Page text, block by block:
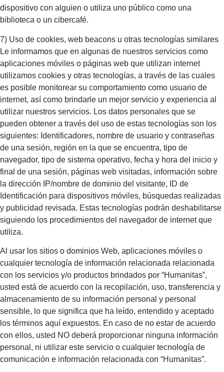
dispositivo con alguien o utiliza uno público como una
biblioteca o un cibercafé.
7) Uso de cookies, web beacons u otras tecnologías similares
Le informamos que en algunas de nuestros servicios como
aplicaciones móviles o páginas web que utilizan internet
utilizamos cookies y otras tecnologías, a través de las cuales
es posible monitorear su comportamiento como usuario de
internet, así como brindarle un mejor servicio y experiencia al
utilizar nuestros servicios. Los datos personales que se
pueden obtener a través del uso de estas tecnologías son los
siguientes: Identificadores, nombre de usuario y contraseñas
de una sesión, región en la que se encuentra, tipo de
navegador, tipo de sistema operativo, fecha y hora del inicio y
final de una sesión, páginas web visitadas, información sobre
la dirección IP/nombre de dominio del visitante, ID de
Identificación para dispositivos móviles, búsquedas realizadas
y publicidad revisada. Estas tecnologías podrán deshabilitarse
siguiendo los procedimientos del navegador de internet que
utiliza.
Al usar los sitios o dominios Web, aplicaciones móviles o
cualquier tecnología de información relacionada relacionada
con los servicios y/o productos brindados por “Humanitas”,
usted está de acuerdo con la recopilación, uso, transferencia y
almacenamiento de su información personal y personal
sensible, lo que significa que ha leído, entendido y aceptado
los términos aquí expuestos. En caso de no estar de acuerdo
con ellos, usted NO deberá proporcionar ninguna información
personal, ni utilizar este servicio o cualquier tecnología de
comunicación e información relacionada con “Humanitas”.